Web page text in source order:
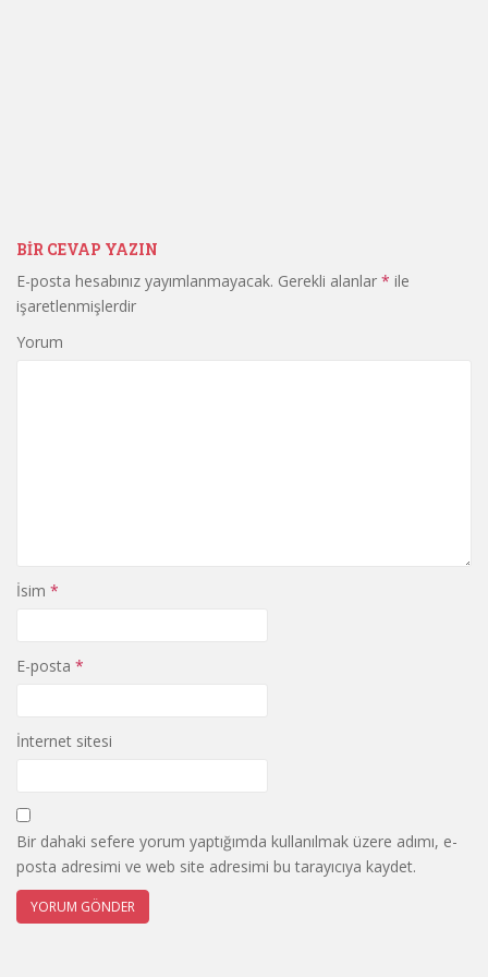
BIR CEVAP YAZIN
E-posta hesabınız yayımlanmayacak. Gerekli alanlar * ile
işaretlenmişlerdir
Yorum
İsim *
E-posta *
İnternet sitesi
Bir dahaki sefere yorum yaptığımda kullanılmak üzere adımı, e-
posta adresimi ve web site adresimi bu tarayıcıya kaydet.